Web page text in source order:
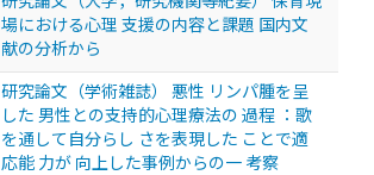
場における心理 支援の内容と課題 国内文
献の分析から
研究論文（学術雑誌） 悪性 リンパ腫を呈
した 男性との支持的心理療法の 過程 ：歌
を通して自分らし さを表現した ことで適
応能 力が 向上した事例からの一 考察